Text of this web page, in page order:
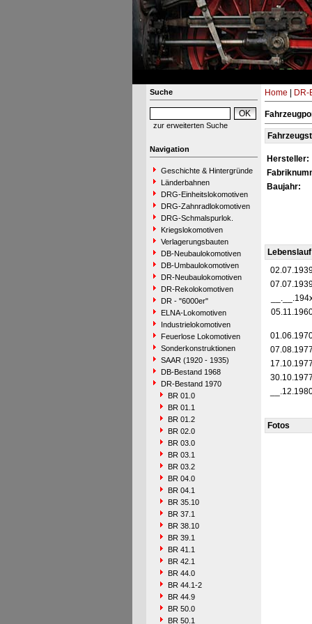
Suche
zur erweiterten Suche
Navigation
Geschichte & Hintergründe
Länderbahnen
DRG-Einheitslokomotiven
DRG-Zahnradlokomotiven
DRG-Schmalspurlok.
Kriegslokomotiven
Verlagerungsbauten
DB-Neubaulokomotiven
DB-Umbaulokomotiven
DR-Neubaulokomotiven
DR-Rekolokomotiven
DR - "6000er"
ELNA-Lokomotiven
Industrielokomotiven
Feuerlose Lokomotiven
Sonderkonstruktionen
SAAR (1920 - 1935)
DB-Bestand 1968
DR-Bestand 1970
BR 01.0
BR 01.1
BR 01.2
BR 02.0
BR 03.0
BR 03.1
BR 03.2
BR 04.0
BR 04.1
BR 35.10
BR 37.1
BR 38.10
BR 39.1
BR 41.1
BR 42.1
BR 44.0
BR 44.1-2
BR 44.9
BR 50.0
BR 50.1
Home DR-
Hersteller:
Baujahr:
Lebenslauf
Fotos